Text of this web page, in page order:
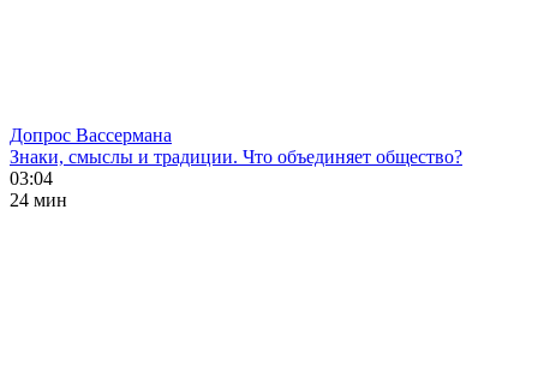
Допрос Вассермана
Знаки, смыслы и традиции. Что объединяет общество?
03:04
24 мин